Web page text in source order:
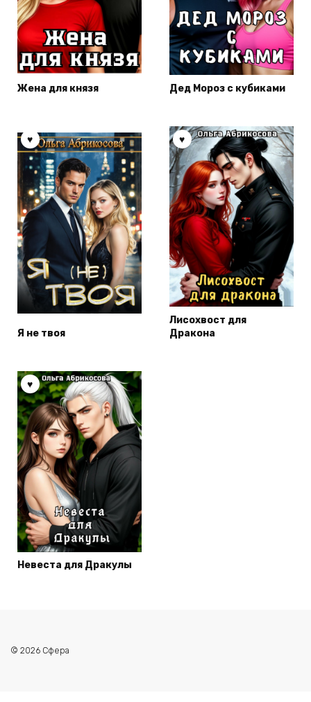
Жена для князя Дед Мороз с кубиками
Я не твоя
Лисохвост для
Дракона
Невеста для Дракулы
© 2026 Сфера